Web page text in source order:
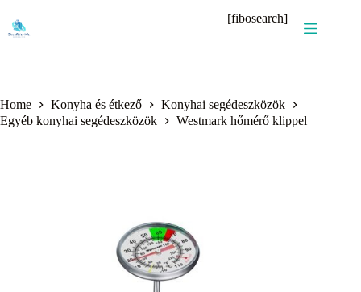
content
[fibosearch]
Home Konyha és étkező
Konyhai segédeszközök
Egyéb konyhai segédeszközök
Westmark hőmérő klippel